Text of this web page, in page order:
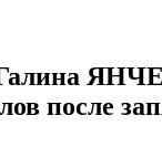
после